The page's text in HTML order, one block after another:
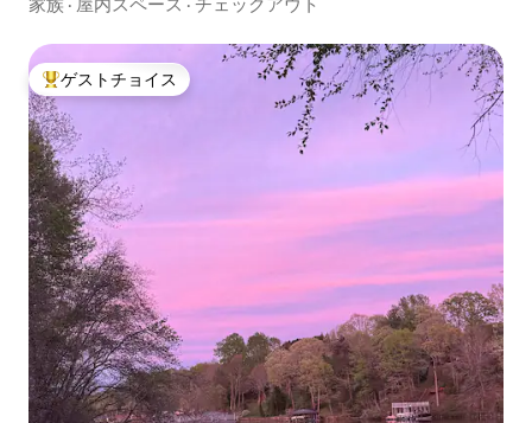
大好評のゲストチョイスです。
ゲストチョイス